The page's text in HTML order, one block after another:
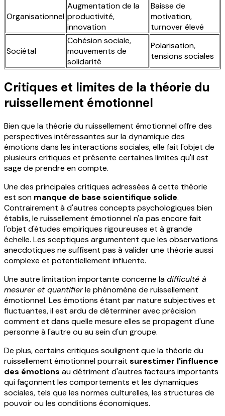
Organisationnel
Augmentation de la
productivité,
innovation
Baisse de
motivation,
turnover élevé
Sociétal
Cohésion sociale,
mouvements de
solidarité
Polarisation,
tensions sociales
Critiques et limites de la théorie du
ruissellement émotionnel
Bien que la théorie du ruissellement émotionnel offre des
perspectives intéressantes sur la dynamique des
émotions dans les interactions sociales, elle fait l'objet de
plusieurs critiques et présente certaines limites qu'il est
sage de prendre en compte.
Une des principales critiques adressées à cette théorie
est son manque de base scientifique solide.
Contrairement à d'autres concepts psychologiques bien
établis, le ruissellement émotionnel n'a pas encore fait
l'objet d'études empiriques rigoureuses et à grande
échelle. Les sceptiques argumentent que les observations
anecdotiques ne suffisent pas à valider une théorie aussi
complexe et potentiellement influente.
Une autre limitation importante concerne ladifficulté à
mesurer et quantifierle phénomène de ruissellement
émotionnel. Les émotions étant par nature subjectives et
fluctuantes, il est ardu de déterminer avec précision
comment et dans quelle mesure elles se propagent d'une
personne à l'autre ou au sein d'un groupe.
De plus, certains critiques soulignent que la théorie du
ruissellement émotionnel pourrait surestimer l'influence
des émotions au détriment d'autres facteurs importants
qui façonnent les comportements et les dynamiques
sociales, tels que les normes culturelles, les structures de
pouvoir ou les conditions économiques.